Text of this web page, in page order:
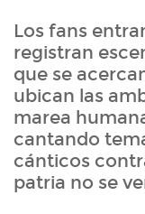
Los fans
registran
que se
ubican las
marea
cantando
cánticos
patria no se